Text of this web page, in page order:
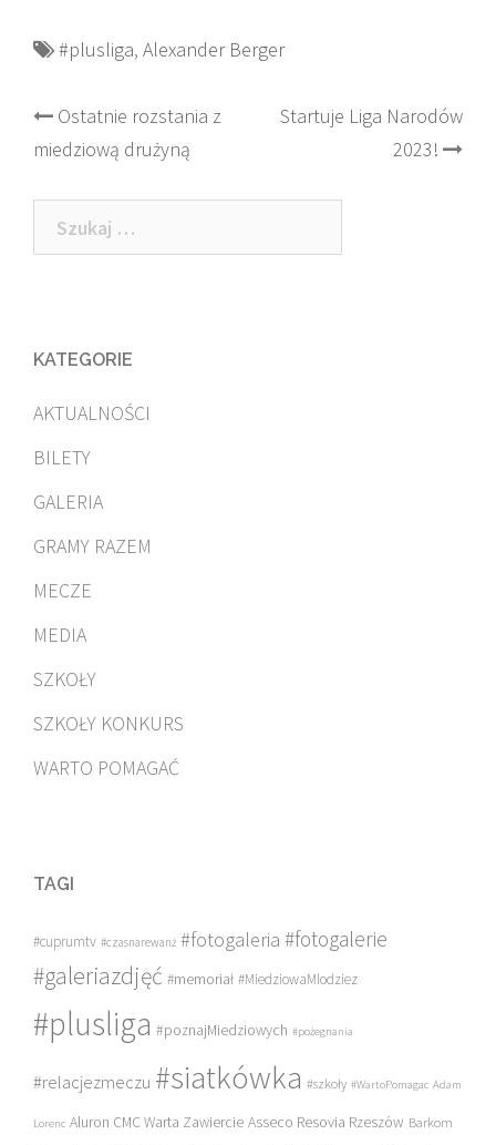
#plusliga, Alexander Berger
Post
navigation
Ostatnie rozstania z
miedziową drużyną
Startuje Liga Narodów
2023!
Szukaj:
KATEGORIE
AKTUALNOŚCI
BILETY
GALERIA
GRAMY RAZEM
MECZE
MEDIA
SZKOŁY
SZKOŁY KONKURS
WARTO POMAGAĆ
TAGI
#cuprumtv #czasnarewanż #fotogaleria #fotogalerie
#galeriazdjęć #memoriał #MiedziowaMlodziez
#plusliga #poznajMiedziowych #pożegnania
#relacjezmeczu #siatkówka #szkoły #WartoPomagac Adam
Lorenc Aluron CMC Warta Zawiercie Asseco Resovia Rzeszów Barkom